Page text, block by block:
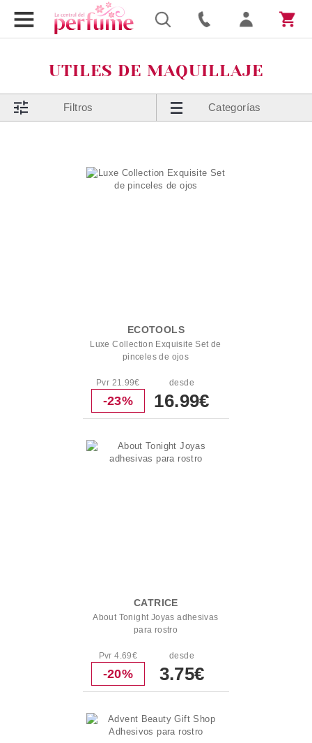
UTILES DE MAQUILLAJE
Filtros Categorías
ECOTOOLS
Luxe Collection Exquisite Set de
pinceles de ojos
Pvr 21.99€
-23%
desde
16.99€
CATRICE
About Tonight Joyas adhesivas
para rostro
Pvr 4.69€
-20%
desde
3.75€